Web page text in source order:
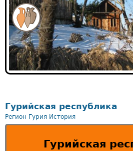
Гурийская республика
Регион Гурия История
Гурийская